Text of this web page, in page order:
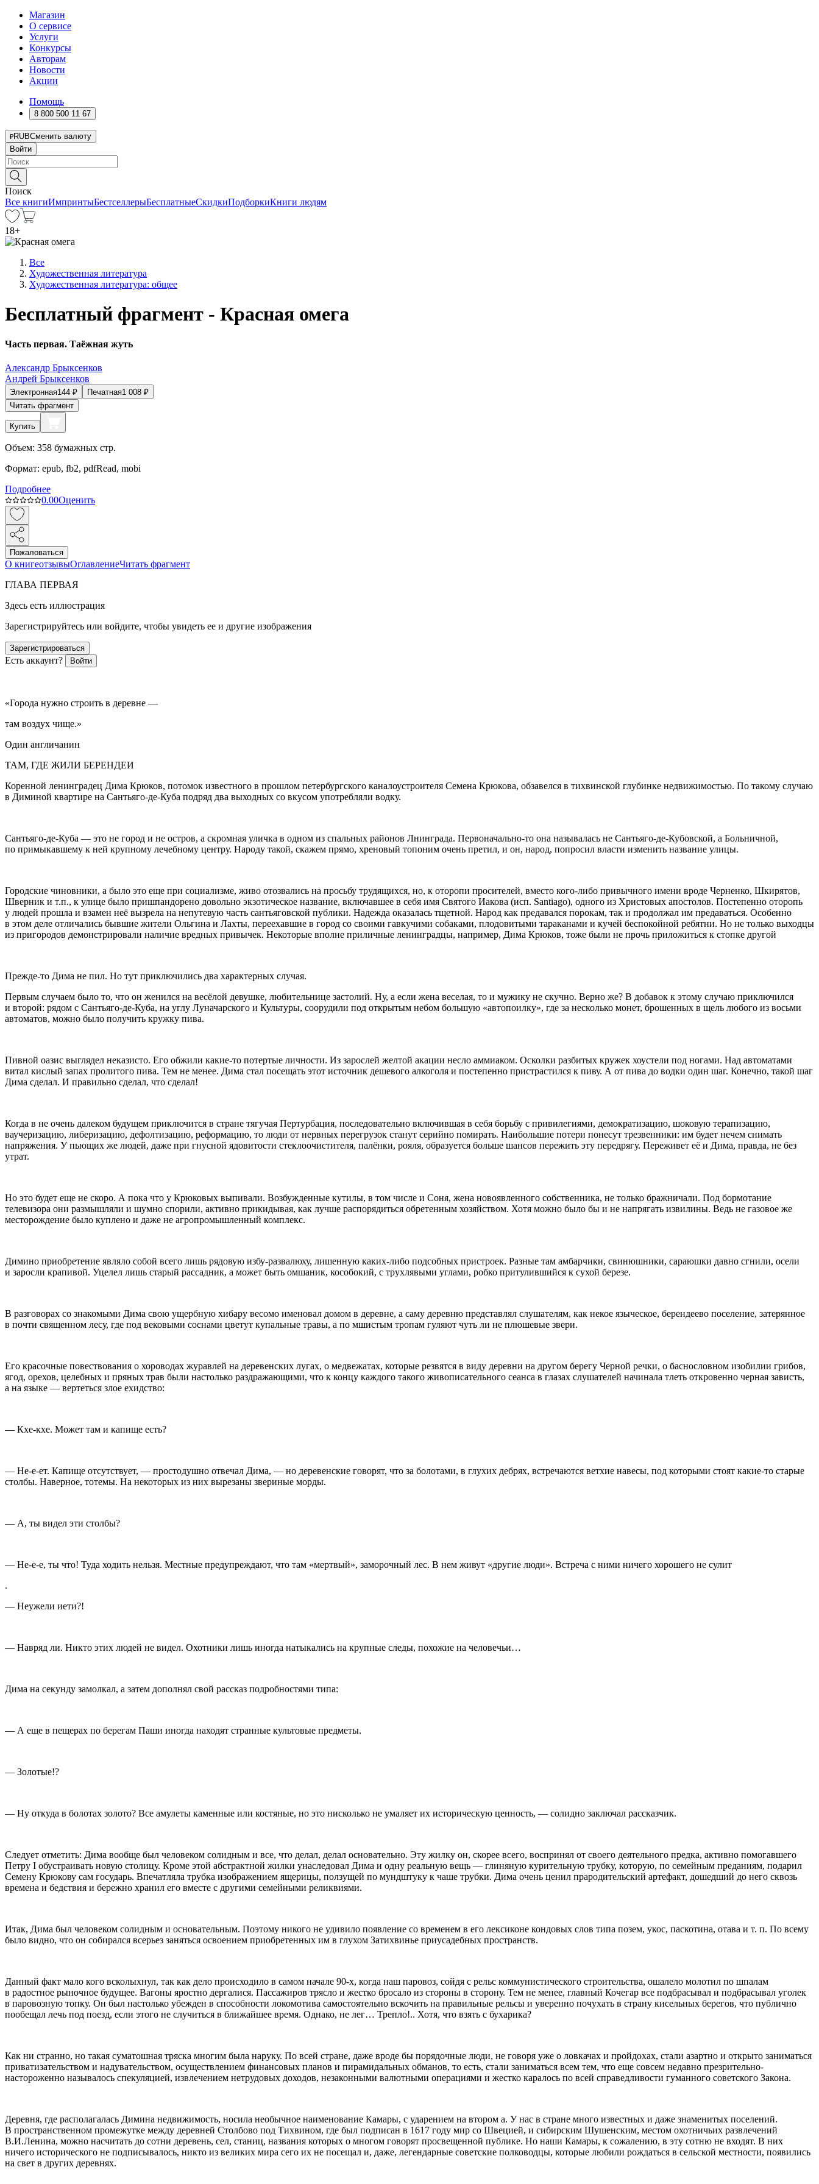
Магазин
О сервисе
Услуги
Конкурсы
Авторам
Новости
Акции
Помощь
8 800 500 11 67
RUBСменить валюту
Войти
Поиск
Все книгиИмпринтыБестселлерыБесплатныеСкидкиПодборкиКниги людям
18+
Все
Художественная литература
Художественная литература: общее
Бесплатный фрагмент - Красная омега
Часть первая. Таёжная жуть
Александр Брыксенков
Андрей Брыксенков
Электронная144 ₽ Печатная1 008 ₽
Читать фрагмент
Купить
Объем: 358 бумажных стр.
Формат: epub, fb2, pdfRead, mobi
Подробнее
0.00Оценить
Пожаловаться
О книгеотзывыОглавлениеЧитать фрагмент
ГЛАВА ПЕРВАЯ
Здесь есть иллюстрация
Зарегистрируйтесь или войдите, чтобы увидеть ее и другие изображения
Зарегистрироваться
Есть аккаунт? Войти
«Города нужно строить в деревне —
там воздух чище.»
Один англичанин
ТАМ, ГДЕ ЖИЛИ БЕРЕНДЕИ
Коренной ленинградец Дима Крюков, потомок известного в прошлом петербургского каналоустроителя Cемена Крюкова, обзавелся в тихвинской глубинке недвижимостью. По такому случаю
в Диминой квартире на Сантьяго-де-Куба подряд два выходных со вкусом употребляли водку.
Сантьяго-де-Куба — это не город и не остров, а скромная уличка в одном из спальных районов Лнинграда. Первоначально-то она называлась не Сантьяго-де-Кубовской, а Больничной,
по примыкавшему к ней крупному лечебному центру. Народу такой, скажем прямо, хреновый топоним очень претил, и он, народ, попросил власти изменить название улицы.
Городские чиновники, а было это еще при социализме, живо отозвались на просьбу трудящихся, но, к оторопи просителей, вместо кого-либо привычного имени вроде Черненко, Шкирятов,
Шверник и т.п., к улице было пришпaндорено довольно экзотическое название, включавшее в себя имя Святого Иакова (исп. Santiago), одного из Христовых апостолов. Постепенно оторопь
у людей прошла и взамен неё вызрела на непутевую часть сантьяговской публики. Надежда оказалась тщетной. Народ как предавался порокам, так и продолжал им предаваться. Особенно
в этом деле отличались бывшие жители Ольгина и Лахты, переехавшие в город со своими гавкучими собаками, плодовитыми тараканами и кучей беспокойной ребятни. Но не только выходцы
из пригородов демонстрировали наличие вредных привычек. Некоторые вполне приличные ленинградцы, например, Дима Крюков, тоже были не прочь приложиться к стопке другой
Прежде-то Дима не пил. Но тут приключились два характерных случая.
Первым случаем было то, что он женился на весёлой девушке, любительнице застолий. Ну, а если жена веселая, то и мужику не скучно. Верно же? В добавок к этому случаю приключился
и второй: рядом с Сантьяго-де-Куба, на углу Луначарского и Культуры, соорудили под открытым небом большую «автопоилку», где за несколько монет, брошенных в щель любого из восьми
автоматов, можно было получить кружку пива.
Пивной оазис выглядел неказисто. Его обжили какие-то потертые личности. Из зарослей желтой акации несло аммиаком. Осколки разбитых кружек хоустели под ногами. Над автоматами
витал кислый запах пролитого пива. Тем не менее. Дима стал посещать этот источник дешевого алкоголя и постепенно пристрастился к пиву. А от пива до водки один шаг. Конечно, такой шаг
Дима сделал. И правильно сделал, что сделал!
Когда в не очень далеком будущем приключится в стране тягучая Пертурбация, последовательно включившая в себя борьбу с привилегиями, демократизацию, шоковую терапизацию,
ваучеризацию, либеризацию, дефолтизацию, реформацию, то люди от нервных перегрузок станут серийно помирать. Наибольшие потери понесут трезвенники: им будет нечем снимать
напряжения. У пьющих же людей, даже при гнусной ядовитости стеклоочистителя, палёнки, рояля, образуется больше шансов пережить эту передрягу. Переживет её и Дима, правда, не без
утрат.
Но это будет еще не скоро. А пока что у Крюковых выпивали. Возбужденные кутилы, в том числе и Соня, жена новоявленного собственника, не только бражничали. Под бормотание
телевизора они размышляли и шумно спорили, активно прикидывая, как лучше распорядиться обретенным хозяйством. Хотя можно было бы и не напрягать извилины. Ведь не газовое же
месторождение было куплено и даже не агропромышленный комплекс.
Димино приобретение являло собой всего лишь рядовую избу-развалюху, лишенную каких-либо подсобных пристроек. Разные там амбарчики, свинюшники, сараюшки давно сгнили, осели
и заросли крапивой. Уцелел лишь старый рассадник, а может быть омшаник, кособокий, с трухлявыми углами, робко притулившийся к сухой березе.
В разговорах со знакомыми Дима свою ущербную хибару весомо именовал домом в деревне, а саму деревню представлял слушателям, как некое языческое, берендеево поселение, затерянное
в почти священном лесу, где под вековыми соснами цветут купальные травы, а по мшистым тропам гуляют чуть ли не плюшевые звери.
Его красочные повествования о хороводах журавлей на деревенских лугах, о медвежатах, которые резвятся в виду деревни на другом берегу Черной речки, о баснословном изобилии грибов,
ягод, орехов, целебных и пряных трав были настолько раздражающими, что к концу каждого такого живописательного сеанса в глазах слушателей начинала тлеть откровенно черная зависть,
а на языке — вертеться злое ехидство:
— Кхе-кхе. Может там и капище есть?
— Не-е-ет. Капище отсутствует, — простодушно отвечал Дима, — но деревенские говорят, что за болотами, в глухих дебрях, встречаются ветхие навесы, под которыми стоят какие-то старые
столбы. Наверное, тотемы. На некоторых из них вырезаны звериные морды.
— А, ты видел эти столбы?
— Не-е-е, ты что! Туда ходить нельзя. Местные предупреждают, что там «мертвый», заморочный лес. В нем живут «другие люди». Встреча с ними ничего хорошего не сулит
.
— Неужели иети?!
— Навряд ли. Никто этих людей не видел. Охотники лишь иногда натыкались на крупные следы, похожие на человечьи…
Дима на секунду замолкал, а затем дополнял свой рассказ подробностями типа:
— А еще в пещерах по берегам Паши иногда находят странные культовые предметы.
— Золотые!?
— Ну откуда в болотах золото? Все амулеты каменные или костяные, но это нисколько не умаляет их историческую ценность, — солидно заключал рассказчик.
Следует отметить: Дима вообще был человеком солидным и все, что делал, делал основательно. Эту жилку он, скорее всего, воспринял от своего деятельного предка, активно помогавшего
Петру I обустраивать новую столицу. Кроме этой абстрактной жилки унаследовал Дима и одну реальную вещь — глиняную курительную трубку, которую, по семейным преданиям, подарил
Семену Крюкову сам государь. Впечатляла трубка изображением ящерицы, ползущей по мундштуку к чаше трубки. Дима очень ценил прародительский артефакт, дошедший до него сквозь
времена и бедствия и бережно хранил его вместе с другими семейными реликвиями.
Итак, Дима был человеком солидным и основательным. Поэтому никого не удивило появление со временем в его лексиконе кондовых слов типа позем, укос, паскотина, отава и т. п. По всему
было видно, что он собирался всерьез заняться освоением приобретенных им в глухом Затихвинье приусадебных пространств.
Данный факт мало кого всколыхнул, так как дело происходило в самом начале 90-х, когда наш паровоз, сойдя с рельс коммунистического строительства, ошалело молотил по шпалам
в радостное рыночное будущее. Вагоны яростно дергалиcя. Пассажиров трясло и жестко бросало из стороны в сторону. Тем не менее, главный Кочегар все подбрасывал и подбрасывал уголек
в паровозную топку. Он был настолько убежден в способности локомотива самостоятельно вскочить на правильные рельсы и уверенно почухать в страну кисельных берегов, что публично
пообещал лечь под поезд, если этого не случиться в ближайшее время. Однако, не лег… Трепло!.. Хотя, что взять с бухарика?
Как ни странно, но такая суматошная тряска многим была наруку. По всей стране, даже вроде бы порядочные люди, не говоря уже о ловкачах и пройдохах, стали азартно и открыто заниматься
приватизательством и надувательством, осуществлением финансовых планов и пирамидальных обманов, то есть, стали заниматься всем тем, что еще совсем недавно презрительно-
настороженно называлось спекуляцией, извлечением нетрудовых доходов, незаконными валютными операциями и жестко каралось по всей справедливости гуманного советского Закона.
Деревня, где располагалась Димина недвижимость, носила необычное наименование Камары, с ударением на втором а. У нас в стране много известных и даже знаменитых поселений.
В пространственном промежутке между деревней Столбово под Тихвином, где был подписан в 1617 году мир со Швецией, и сибирским Шушенским, местом охотничьих развлечений
В.И.Ленина, можно насчитать до сотни деревень, сел, станиц, названия которых о многом говорят просвещенной публике. Но наши Камары, к сожалению, в эту сотню не входят. В них
ничего исторического не подписывалось, никто из великих мира сего их не посещал и, даже, легендарные советские полководцы, которые любили рождаться в сельской местности, появились
на свет в других деревнях.